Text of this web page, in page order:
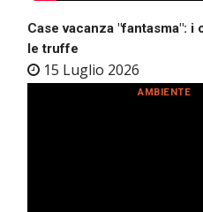
Case vacanza "fantasma": i
le truffe
15 Luglio 2026
AMBIENTE